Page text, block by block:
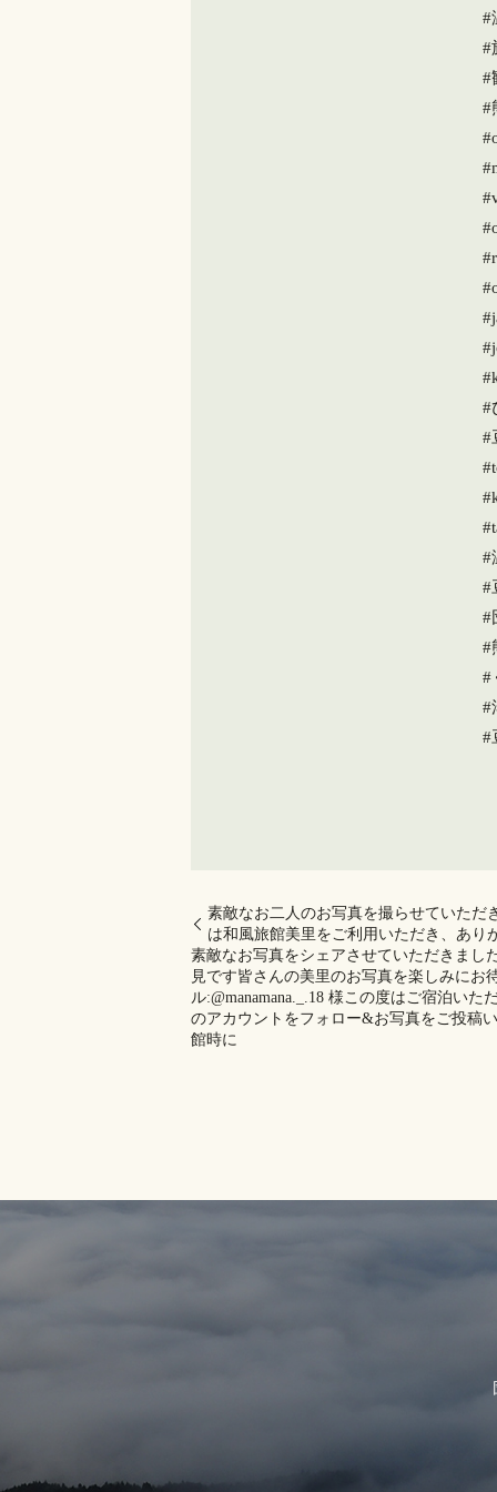
#
#
#
#
#
#
#
#
#
#
#
#
#
素敵なお二人のお写真を撮らせていただ
は和風旅館美里をご利用いただき、あり
素敵なお写真をシェアさせていただきまし
見です️皆さんの美里のお写真を楽しみにお
ル:@manamana._.18 様この度はご宿泊い
のアカウントをフォロー&お写真をご投稿
館時に